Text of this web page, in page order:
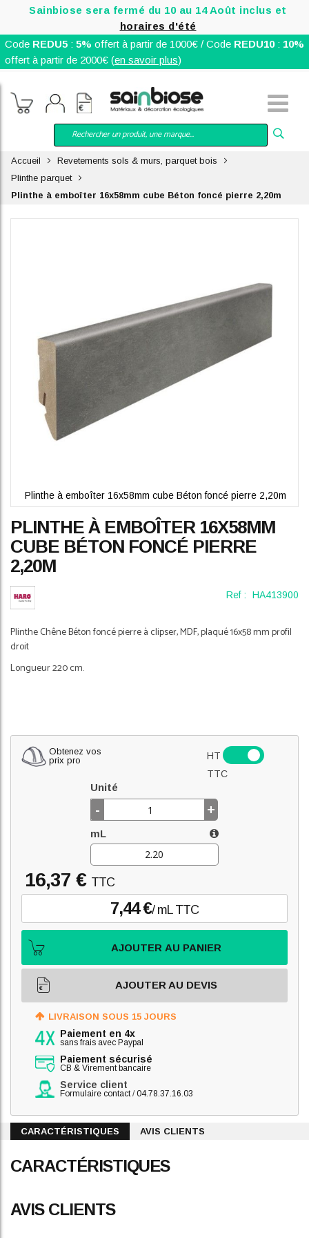
Sainbiose sera fermé du 10 au 14 Août inclus et
horaires d'été
Code REDU5: 5% offert à partir de 1000€ / Code REDU10: 10%
offert à partir de 2000€ (en savoir plus)
Accueil
Revetements sols & murs, parquet bois
Plinthe parquet
Plinthe à emboîter 16x58mm cube Béton foncé pierre 2,20m
PLINTHE À EMBOÎTER 16X58MM
CUBE BÉTON FONCÉ PIERRE
2,20M
Ref : HA413900
Plinthe Chêne Béton foncé pierre à clipser, MDF, plaqué 16x58 mm profil
droit
Longueur 220 cm.
Plinthe à emboîter 16x58mm cube Béton foncé pierre 2,20m
to
the
beginning
of
images
gallery
Obtenez vos
prix pro
HT
TTC
Unité
- +
mL
16,37 € TTC
7,44 €/ mL TTC
AJOUTER AU PANIER
AJOUTER AU DEVIS
LIVRAISON SOUS 15 JOURS
Paiement en 4x
sans frais avec Paypal
Paiement sécurisé
CB & Virement bancaire
Service client
Formulaire contact/04.78.37.16.03
CARACTÉRISTIQUES AVIS CLIENTS
CARACTÉRISTIQUES
AVIS CLIENTS